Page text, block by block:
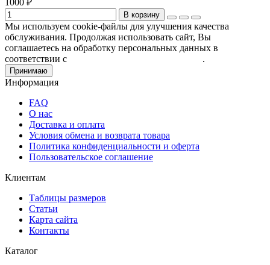
В корзину
Мы используем cookie-файлы для улучшения качества
обслуживания. Продолжая использовать сайт, Вы
соглашаетесь на обработку персональных данных в
соответствии с
.
Принимаю
Информация
FAQ
О нас
Доставка и оплата
Условия обмена и возврата товара
Политика конфиденциальности и оферта
Пользовательское соглашение
Клиентам
Таблицы размеров
Статьи
Карта сайта
Контакты
Каталог